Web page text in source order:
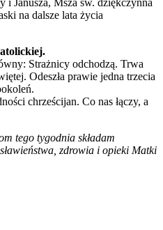
Janusza, Msza św. dziękczynna
na dalsze lata życia
Strażnicy odchodzą. Trwa
Odeszła prawie jedna trzecia
chrześcijan. Co nas łączy, a
tego tygodnia składam
zdrowia i opieki Matki